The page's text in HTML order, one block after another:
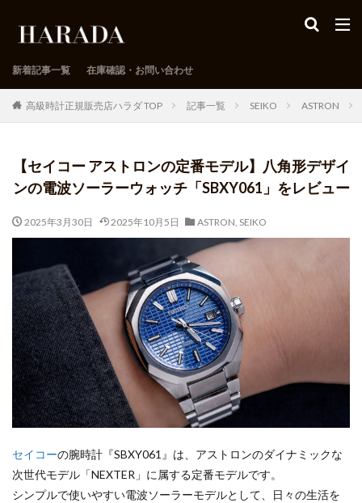
新着記事一覧 在庫確認・お問い合わせ
高級時計正規販売店ハラダ TOP 記事一覧 SEIKO ASTRON
【セイコー アストロンの定番モデル】八角形デザイ
ンの電波ソーラーウォッチ「SBXY061」をレビュー
2025年3月30日 2025年10月5日 ASTRON, SEIKO
セイコーの腕時計『SBXY061』は、アストロンのダイナミックな
次世代モデル「NEXTER」に属する定番モデルです。
シンプルで使いやすい電波ソーラーモデルとして、日々の生活を